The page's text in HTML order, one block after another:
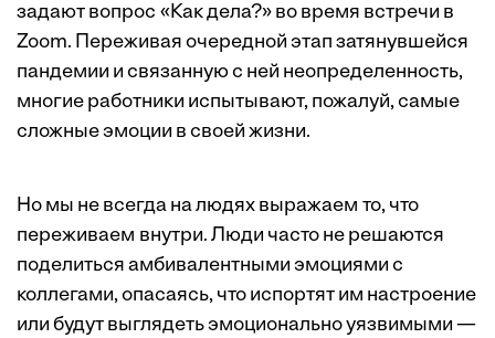
задают вопрос «Как дела?» во время встречи в
Zoom. Переживая очередной этап затянувшейся
пандемии и связанную с ней неопределенность,
многие работники испытывают, пожалуй, самые
сложные эмоции в своей жизни.
Но мы не всегда на людях выражаем то, что
переживаем внутри. Люди часто не решаются
поделиться амбивалентными эмоциями с
коллегами, опасаясь, что испортят им настроение
или будут выглядеть эмоционально уязвимыми —